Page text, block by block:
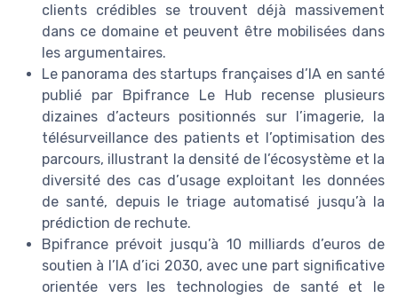
clients crédibles se trouvent déjà massivement
dans ce domaine et peuvent être mobilisées dans
les argumentaires.
Le panorama des startups françaises d’IA en santé
publié par Bpifrance Le Hub recense plusieurs
dizaines d’acteurs positionnés sur l’imagerie, la
télésurveillance des patients et l’optimisation des
parcours, illustrant la densité de l’écosystème et la
diversité des cas d’usage exploitant les données
de santé, depuis le triage automatisé jusqu’à la
prédiction de rechute.
Bpifrance prévoit jusqu’à 10 milliards d’euros de
soutien à l’IA d’ici 2030, avec une part significative
orientée vers les technologies de santé et le